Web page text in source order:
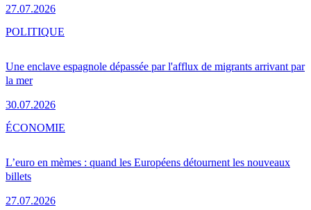
27.07.2026
Une enclave espagnole dépassée par l'afflux de migrants arrivant par
la mer
30.07.2026
POLITIQUE
L’euro en mèmes : quand les Européens détournent les nouveaux
billets
27.07.2026
ÉCONOMIE